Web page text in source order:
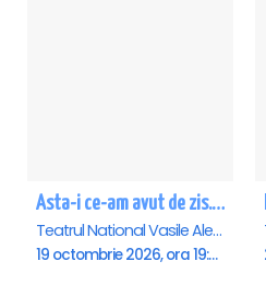
Asta-i ce-am avut de zis... - Horațiu Mălăele & Nicu Alifantis - Iasi
Teatrul National Vasile Alecsandri , Iasi
19 octombrie 2026, ora 19:00